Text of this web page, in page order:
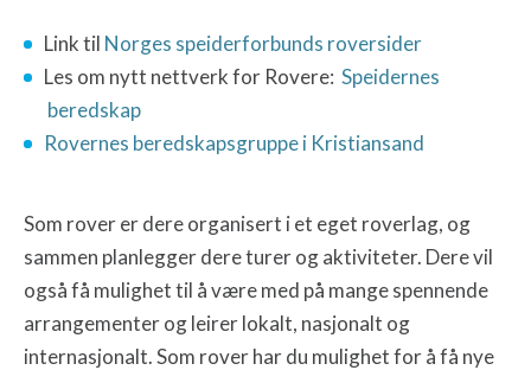
Link til Norges speiderforbunds roversider
Les om nytt nettverk for Rovere: Speidernes
beredskap
Rovernes beredskapsgruppe i Kristiansand
Som rover er dere organisert i et eget roverlag, og
sammen planlegger dere turer og aktiviteter. Dere vil
også få mulighet til å være med på mange spennende
arrangementer og leirer lokalt, nasjonalt og
internasjonalt. Som rover har du mulighet for å få nye